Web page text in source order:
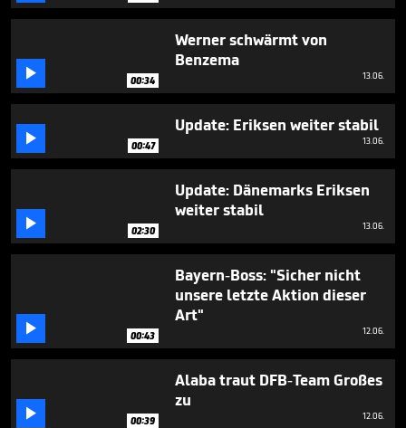
35
seconds
 00:34
Werner schwärmt von
Benzema
13.06.
 00:47
Update: Eriksen weiter stabil
13.06.
 02:30
Update: Dänemarks Eriksen
weiter stabil
13.06.
 00:43
Bayern-Boss: "Sicher nicht
unsere letzte Aktion dieser
Art"
12.06.
 00:39
Alaba traut DFB-Team Großes
zu
12.06.